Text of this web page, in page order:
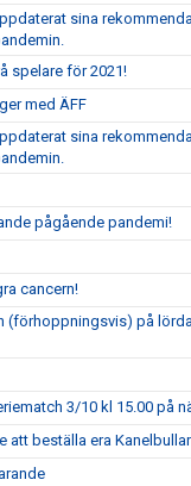
sina
spelare för 2021!
med ÄFF
sina
pågående pandemi!
cancern!
(förhoppningsvis) på
3/10 kl 15.00 på
att beställa era